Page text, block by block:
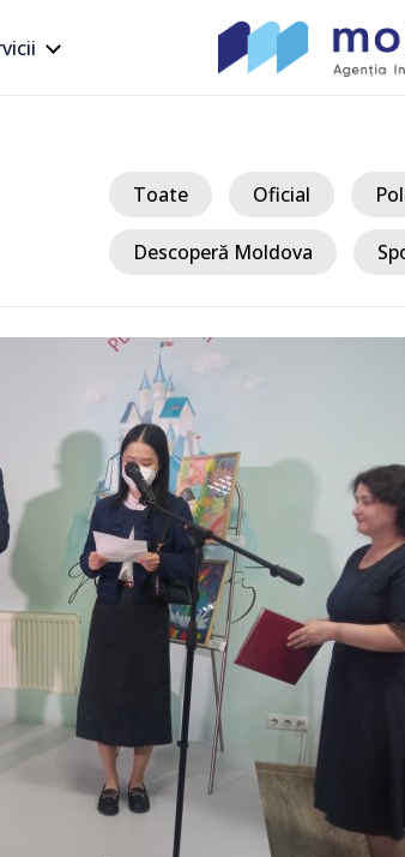
Toate Oficial
Descoperă Moldova
9 ore
Vasile Tofan
va sprijini